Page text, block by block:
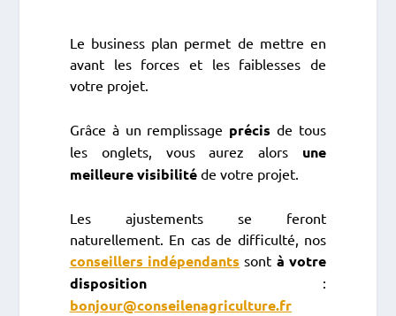
Le business plan permet de mettre en
avant les forces et les faiblesses de
votre projet.
Grâce à un remplissage précis de tous
les onglets, vous aurez alors une
meilleure visibilitéde votre projet.
Les ajustements se feront
naturellement. En cas de difficulté, nos
conseillers indépendants sont à votre
disposition:
bonjour@conseilenagriculture.fr